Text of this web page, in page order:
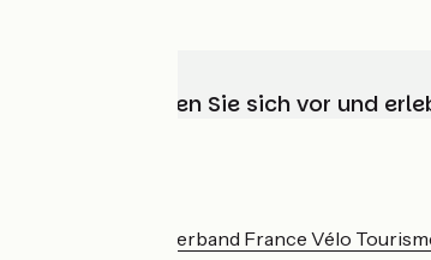
Wählen, bereiten Sie sich vor und
Der nationale Verband France Vélo